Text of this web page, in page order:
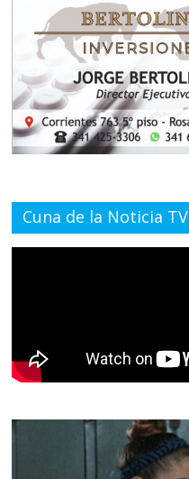
Cuna de la Noticia TV